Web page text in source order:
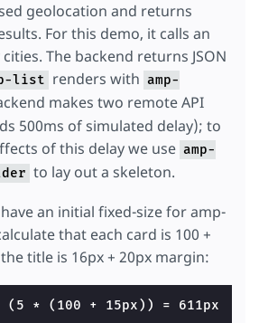
geolocation and returns
For this demo, it calls an
The backend returns JSON
list renders with amp-
makes two remote API
500ms of simulated delay); to
of this delay we use amp-
to lay out a skeleton.
an initial fixed-size for amp-
that each card is 100 +
title is 16px + 20px margin: